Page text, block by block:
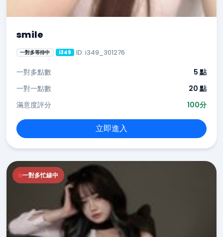
smile
一對多等待中 i349 ID: i349_301276
一對多點數
5 點
一對一點數
20 點
滿意度評分
100分
立即進入
一對多忙線中